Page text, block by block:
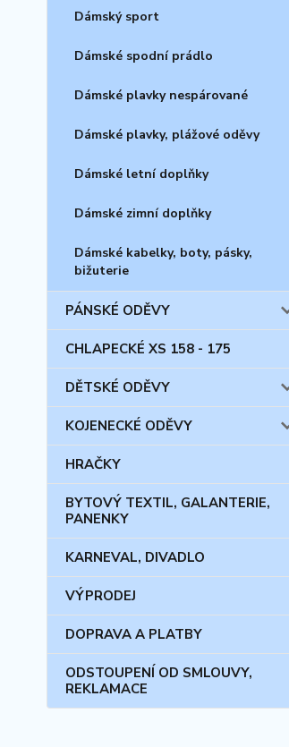
Dámský sport
Dámské spodní prádlo
Dámské plavky nespárované
Dámské plavky, plážové oděvy
Dámské letní doplňky
Dámské zimní doplňky
Dámské kabelky, boty, pásky,
bižuterie
PÁNSKÉ ODĚVY
CHLAPECKÉ XS 158 - 175
DĚTSKÉ ODĚVY
KOJENECKÉ ODĚVY
HRAČKY
BYTOVÝ TEXTIL, GALANTERIE,
PANENKY
KARNEVAL, DIVADLO
VÝPRODEJ
DOPRAVA A PLATBY
ODSTOUPENÍ OD SMLOUVY,
REKLAMACE